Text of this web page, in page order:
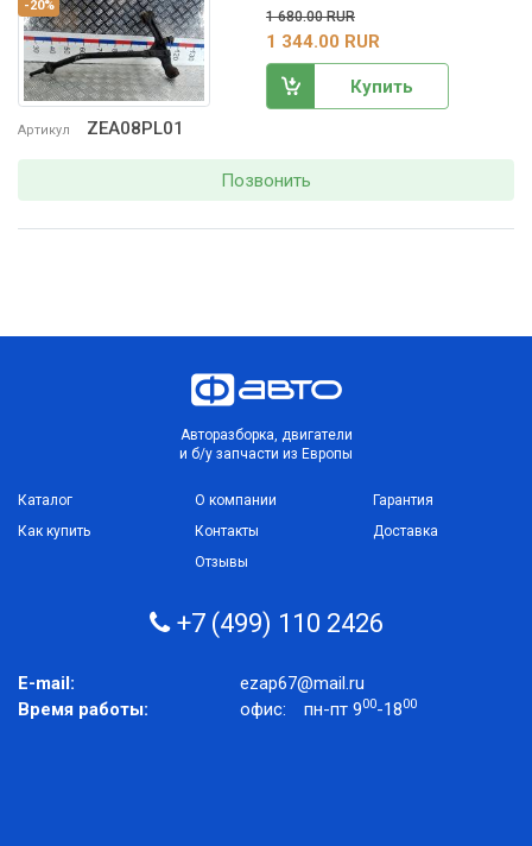
-20%
Артикул ZEA08PL01
1 680.00 RUR
1 344.00 RUR
Купить
Позвонить
Авторазборка, двигатели
и б/у запчасти из Европы
Каталог
Как купить
О компании
Контакты
Отзывы
Гарантия
Доставка
+7 (499) 110 2426
E-mail:
ezap67@mail.ru
Время работы:
офис: пн-пт 900-1800